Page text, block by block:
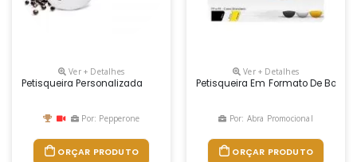
Ver + Detalhes
Petisqueira Personalizada
Por: Pepperone
ORÇAR PRODUTO
Ver + Detalhes
Petisqueira Em Formato De Bola
Por: Abra Promocional
ORÇAR PRODUTO